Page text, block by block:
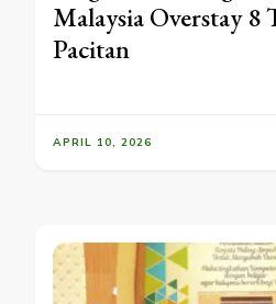
Malaysia Overstay 8
Pacitan
APRIL 10, 2026